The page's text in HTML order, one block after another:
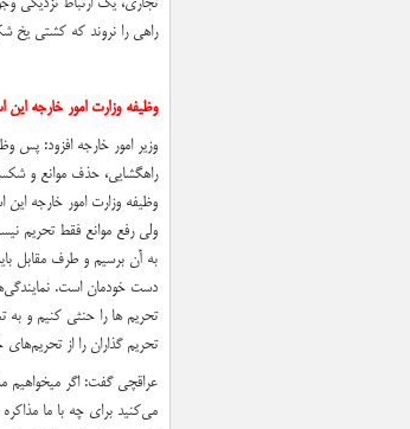
راهی را نروند که کشتی‌ یخ
وظیفه وزارت امور خارجه
وزیر امور خارجه افزود: پس
راهگشایی، حذف موانع و
وظیفه وزارت امور خارجه
ولی رفع موانع فقط تحریم
به آن برسیم و طرف مقابل
دست خودمان است.
تحریم ها را حنثی کنیم و به
تحریم گذاران را از
عراقچی گفت: اگر میخواهیم
می‌کنید برای چه با ما مذاکره